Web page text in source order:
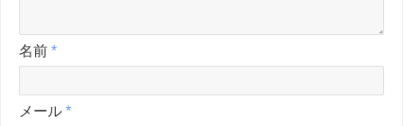
名前 *
メール *